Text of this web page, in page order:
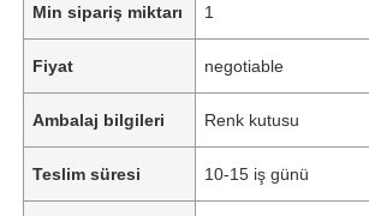
Min sipariş miktarı 1
Fiyat negotiable
Ambalaj bilgileri Renk kutusu
Teslim süresi 10-15 iş günü